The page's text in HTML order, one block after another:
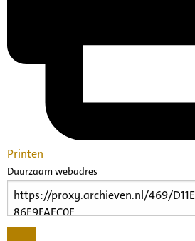
Printen
Duurzaam webadres